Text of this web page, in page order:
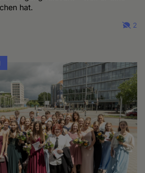
hat.
2